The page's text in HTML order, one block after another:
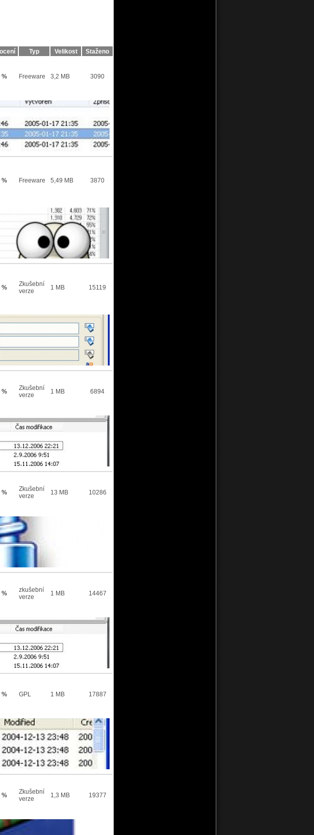
Typ Velikost
Staženo
% Freeware 3,2 MB 3090
% Freeware 5,49 MB 3870
%
Zkušební
verze
1 MB 15119
%
Zkušební
verze
1 MB 6894
%
Zkušební
verze
13 MB 10286
%
zkušební
verze
1 MB 14467
% GPL 1 MB 17887
%
Zkušební
verze
1,3 MB 19377